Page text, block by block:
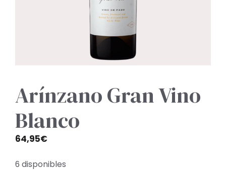
Arínzano Gran Vino
Blanco
64,95€
6 disponibles